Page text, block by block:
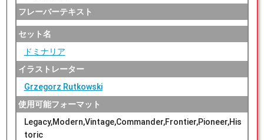
フレーバーテキスト
セット名
ドミナリア
イラストレーター
Grzegorz Rutkowski
使用可能フォーマット
Legacy,Modern,Vintage,Commander,Frontier,Pioneer,His
toric